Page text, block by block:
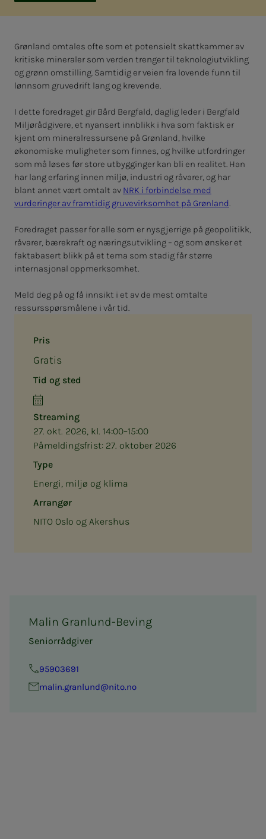
Pris
Gratis
Tid og sted
Streaming
27. okt. 2026, kl. 14:00–15:00
Påmeldingsfrist: 27. oktober 2026
Type
Energi, miljø og klima
Arrangør
NITO Oslo og Akershus
Grønland omtales ofte som et potensielt skattkammer av
kritiske mineraler som verden trenger til teknologiutvikling
og grønn omstilling. Samtidig er veien fra lovende funn til
lønnsom gruvedrift lang og krevende.
I dette foredraget gir Bård Bergfald, daglig leder i Bergfald
Miljørådgivere, et nyansert innblikk i hva som faktisk er
kjent om mineralressursene på Grønland, hvilke
økonomiske muligheter som finnes, og hvilke utfordringer
som må løses før store utbygginger kan bli en realitet. Han
har lang erfaring innen miljø, industri og råvarer, og har
blant annet vært omtalt av NRK i forbindelse med
vurderinger av framtidig gruvevirksomhet på Grønland
Foredraget passer for alle som er nysgjerrige på geopolitikk,
råvarer, bærekraft og næringsutvikling – og som ønsker et
faktabasert blikk på et tema som stadig får større
internasjonal oppmerksomhet.
Meld deg på og få innsikt i et av de mest omtalte
ressursspørsmålene i vår tid.
Malin Granlund-Beving
Seniorrådgiver
95903691
ma­­­lin.gr­an­lund@nito.no